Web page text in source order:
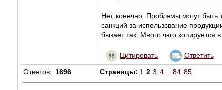
Нет, конечно. Проблемы могут быть
санкций за использование
бывает так. Много чего копируется
Цитировать Ответить
Ответов: 1696 Страницы: 1 2 3 4 84 85